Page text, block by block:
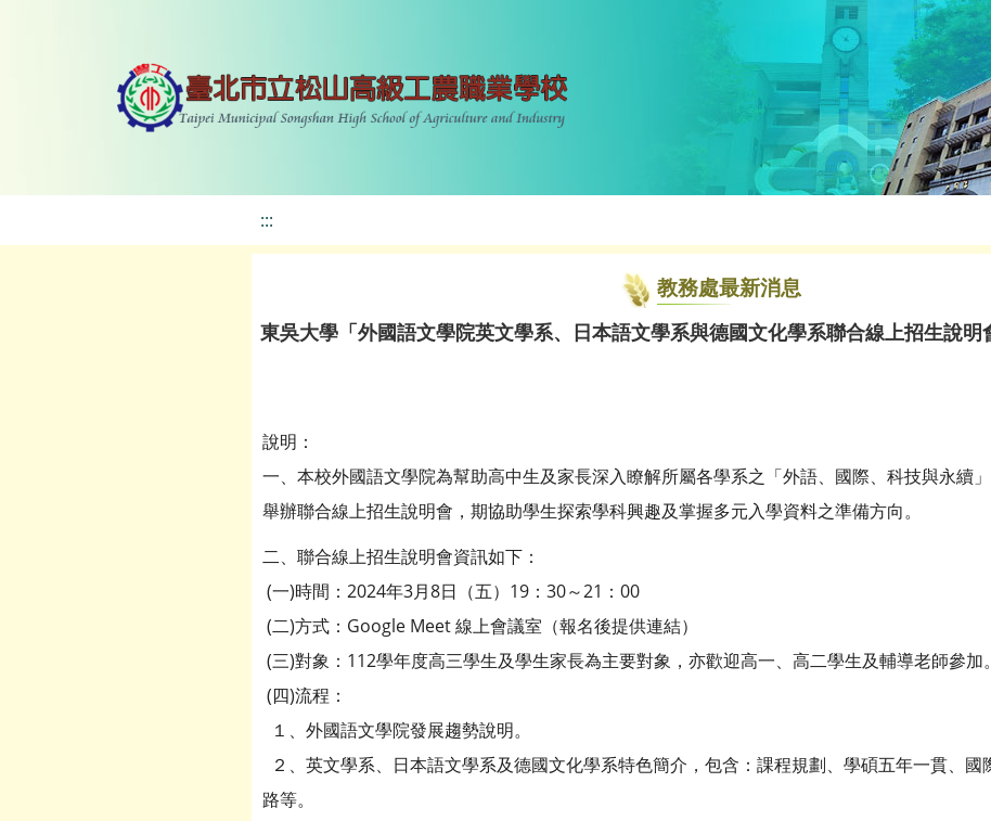
:::
教務處最新消息
東吳大學「外國語文學院英文學系、日本語文學系與德國文化學系聯合線上招生說明
說明：
一、本校外國語文學院為幫助高中生及家長深入瞭解所屬各學系之「外語、國際、科技與永續
舉辦聯合線上招生說明會，期協助學生探索學科興趣及掌握多元入學資料之準備方向。
二、聯合線上招生說明會資訊如下：
(一)時間：2024年3月8日（五）19：30～21：00
(二)方式：Google Meet 線上會議室（報名後提供連結）
(三)對象：112學年度高三學生及學生家長為主要對象，亦歡迎高一、高二學生及輔導老師參加。
(四)流程：
１、外國語文學院發展趨勢說明。
２、英文學系、日本語文學系及德國文化學系特色簡介，包含：課程規劃、學碩五年一貫、國
路等。